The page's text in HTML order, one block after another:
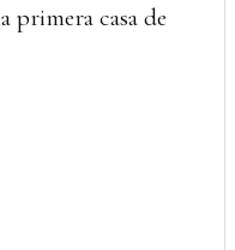
primera casa de